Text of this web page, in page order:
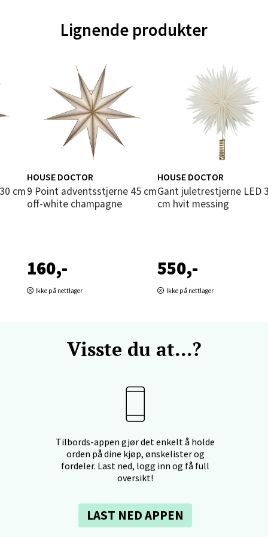
Lignende produkter
HOUSE DOCTOR
9 Point adventsstjerne 45 cm
off-white champagne
160,-
Ikke på nettlager
HOUSE DOCTOR
Gant juletrestjerne LED 38
cm hvit messing
550,-
Ikke på nettlager
Visste du at...?
Tilbords-appen gjør det enkelt å holde
orden på dine kjøp, ønskelister og
fordeler. Last ned, logg inn og få full
oversikt!
LAST NED APPEN
- Magneten
14, 7606 Levanger
10-20
- Alti Mandal
55, 4517 Mandal
10-20
dag 09-19
- Moldetorget